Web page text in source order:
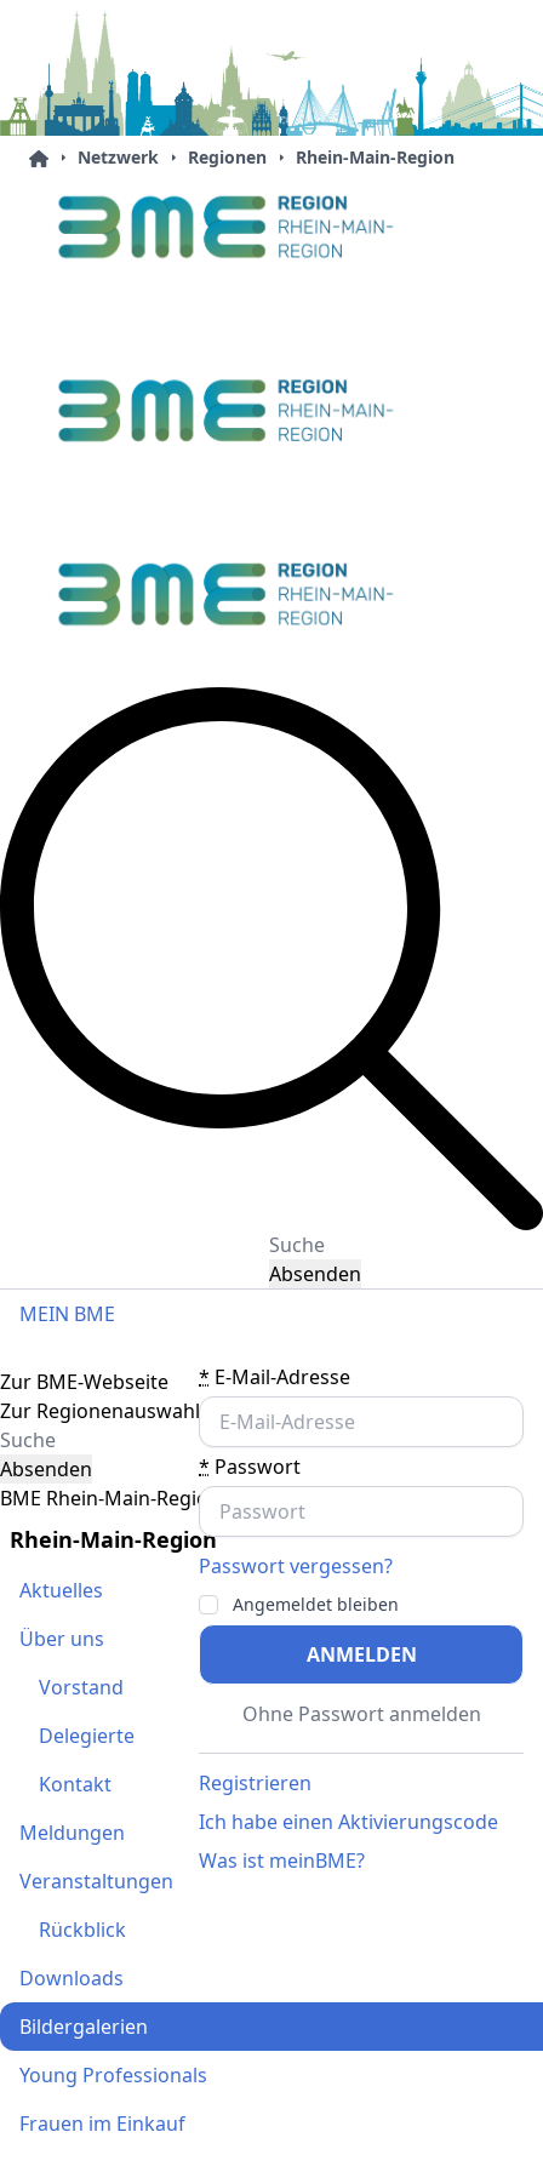
Netzwerk Regionen Rhein-Main-Region
Absenden
MEIN BME
* E-Mail-Adresse
* Passwort
Passwort vergessen?
Angemeldet bleiben
ANMELDEN
Ohne Passwort anmelden
Registrieren
Ich habe einen Aktivierungscode
Was ist meinBME?
Toggle navigation
Zur BME-Webseite
Zur Regionenauswahl
Absenden
BME Rhein-Main-Region
Rhein-Main-Region
Aktuelles
Über uns
Vorstand
Delegierte
Kontakt
Meldungen
Veranstaltungen
Rückblick
Downloads
Bildergalerien
Young Professionals
Frauen im Einkauf